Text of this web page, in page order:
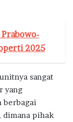
2025
sangat
yang
berbagai
dimana pihak